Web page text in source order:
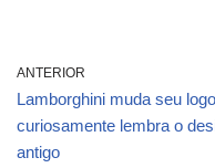
ANTERIOR
Lamborghini muda seu
curiosamente lembra o
antigo